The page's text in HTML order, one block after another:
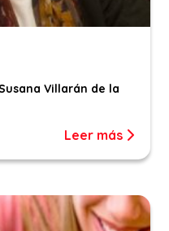
Villarán de la
Leer más